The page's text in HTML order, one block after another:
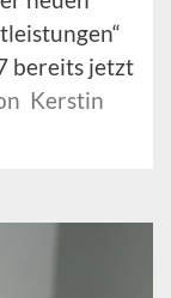
bereits jetzt
Kerstin